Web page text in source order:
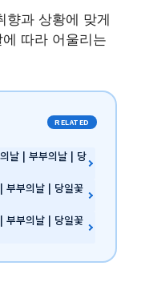
향과 상황에 맞게
따라 어울리는
RELATED
날 | 부부의날 | 당
부부의날 | 당일꽃
부부의날 | 당일꽃